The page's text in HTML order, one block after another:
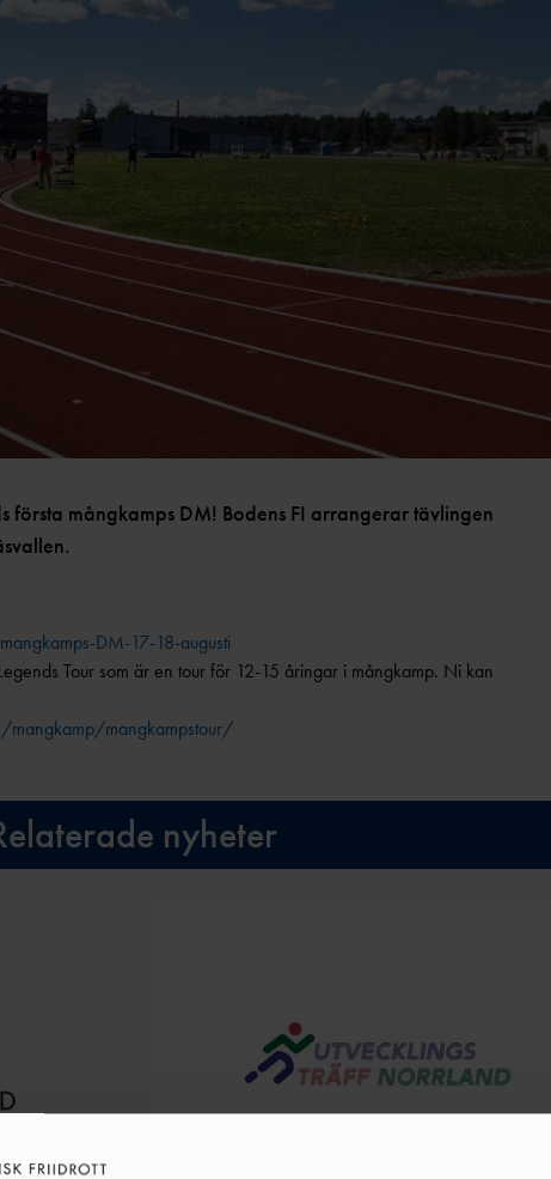
mångkamps DM! Bodens FI arrangerar tävlingen
DM-17-18-augusti
Tour som är en tour för 12-15 åringar i mångkamp. Ni kan
mangkampstour/
nyheter